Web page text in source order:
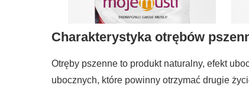
Charakterystyka otrębów
Otręby pszenne to produkt naturalny, efekt
ubocznych, które powinny otrzymać drugie